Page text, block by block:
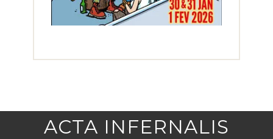
ACTA INFERNALIS